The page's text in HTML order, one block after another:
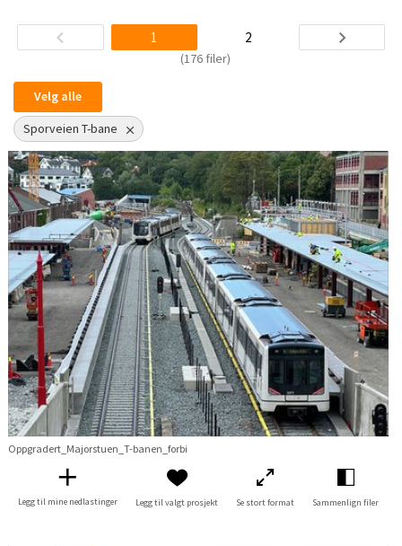
1 2
(176 filer)
Velg alle
Sporveien T-bane
Oppgradert_Majorstuen_T-banen_forbi
Legg til mine nedlastinger Legg til valgt prosjekt Se stort format Sammenlign filer